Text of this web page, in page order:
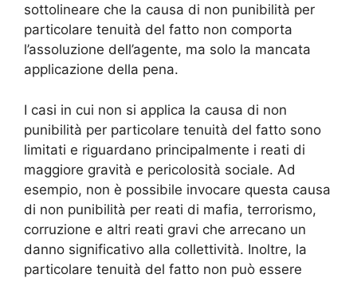
sottolineare che la causa di non punibilità per
particolare tenuità del fatto non comporta
l’assoluzione dell’agente, ma solo la mancata
applicazione della pena.
I casi in cui non si applica la causa di non
punibilità per particolare tenuità del fatto sono
limitati e riguardano principalmente i reati di
maggiore gravità e pericolosità sociale. Ad
esempio, non è possibile invocare questa causa
di non punibilità per reati di mafia, terrorismo,
corruzione e altri reati gravi che arrecano un
danno significativo alla collettività. Inoltre, la
particolare tenuità del fatto non può essere